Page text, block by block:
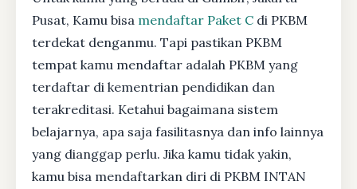
Pusat, Kamu bisa mendaftar Paket C di PKBM
terdekat denganmu. Tapi pastikan PKBM
tempat kamu mendaftar adalah PKBM yang
terdaftar di kementrian pendidikan dan
terakreditasi. Ketahui bagaimana sistem
belajarnya, apa saja fasilitasnya dan info lainnya
yang dianggap perlu. Jika kamu tidak yakin,
kamu bisa mendaftarkan diri di PKBM INTAN